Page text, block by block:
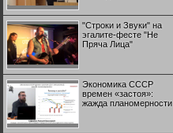
"Строки и Звуки" на
эгалите-фесте "Не
Пряча Лица"
Экономика СССР
времен «застоя»:
жажда планомерности